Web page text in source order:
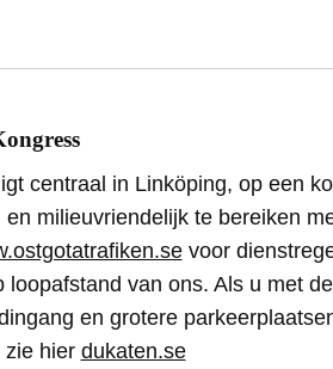
centraal in Linköping, op een
milieuvriendelijk te bereiken
voor
van ons. Als u met
en grotere
zie hier dukaten.se